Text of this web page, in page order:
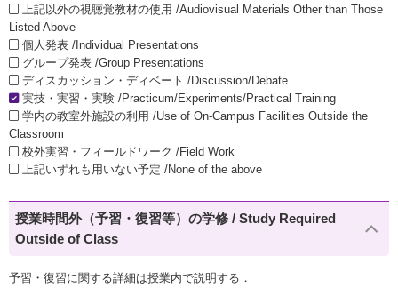
上記以外の視聴覚教材の使用 /Audiovisual Materials Other than Those
Listed Above
個人発表 /Individual Presentations
グループ発表 /Group Presentations
ディスカッション・ディベート /Discussion/Debate
実技・実習・実験 /Practicum/Experiments/Practical Training
学内の教室外施設の利用 /Use of On-Campus Facilities Outside the
Classroom
校外実習・フィールドワーク /Field Work
上記いずれも用いない予定 /None of the above
授業時間外（予習・復習等）の学修 / Study Required
Outside of Class
予習・復習に関する詳細は授業内で説明する．